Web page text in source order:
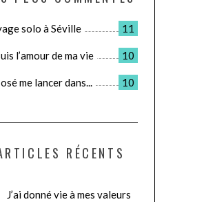
11
solo à Séville
10
l’amour de ma vie
10
osé me lancer dans...
RÉCENTS
J’ai donné vie à mes valeurs